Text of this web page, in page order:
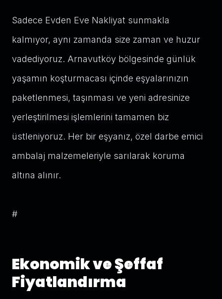
Sadece Evden Eve Nakliyat sunmakla
kalmıyor, aynı zamanda size zaman ve huzur
vadediyoruz. Arnavutköy bölgesinde günlük
yaşamın koşturmacası içinde eşyalarınızın
paketlenmesi, taşınması ve yeni adresinize
yerleştirilmesi işlemlerini tamamen biz
üstleniyoruz. Her bir eşyanız, özel darbe emici
ambalaj malzemeleriyle sarılarak koruma
altına alınır.
#
Ekonomik ve Şeffaf
Fiyatlandırma